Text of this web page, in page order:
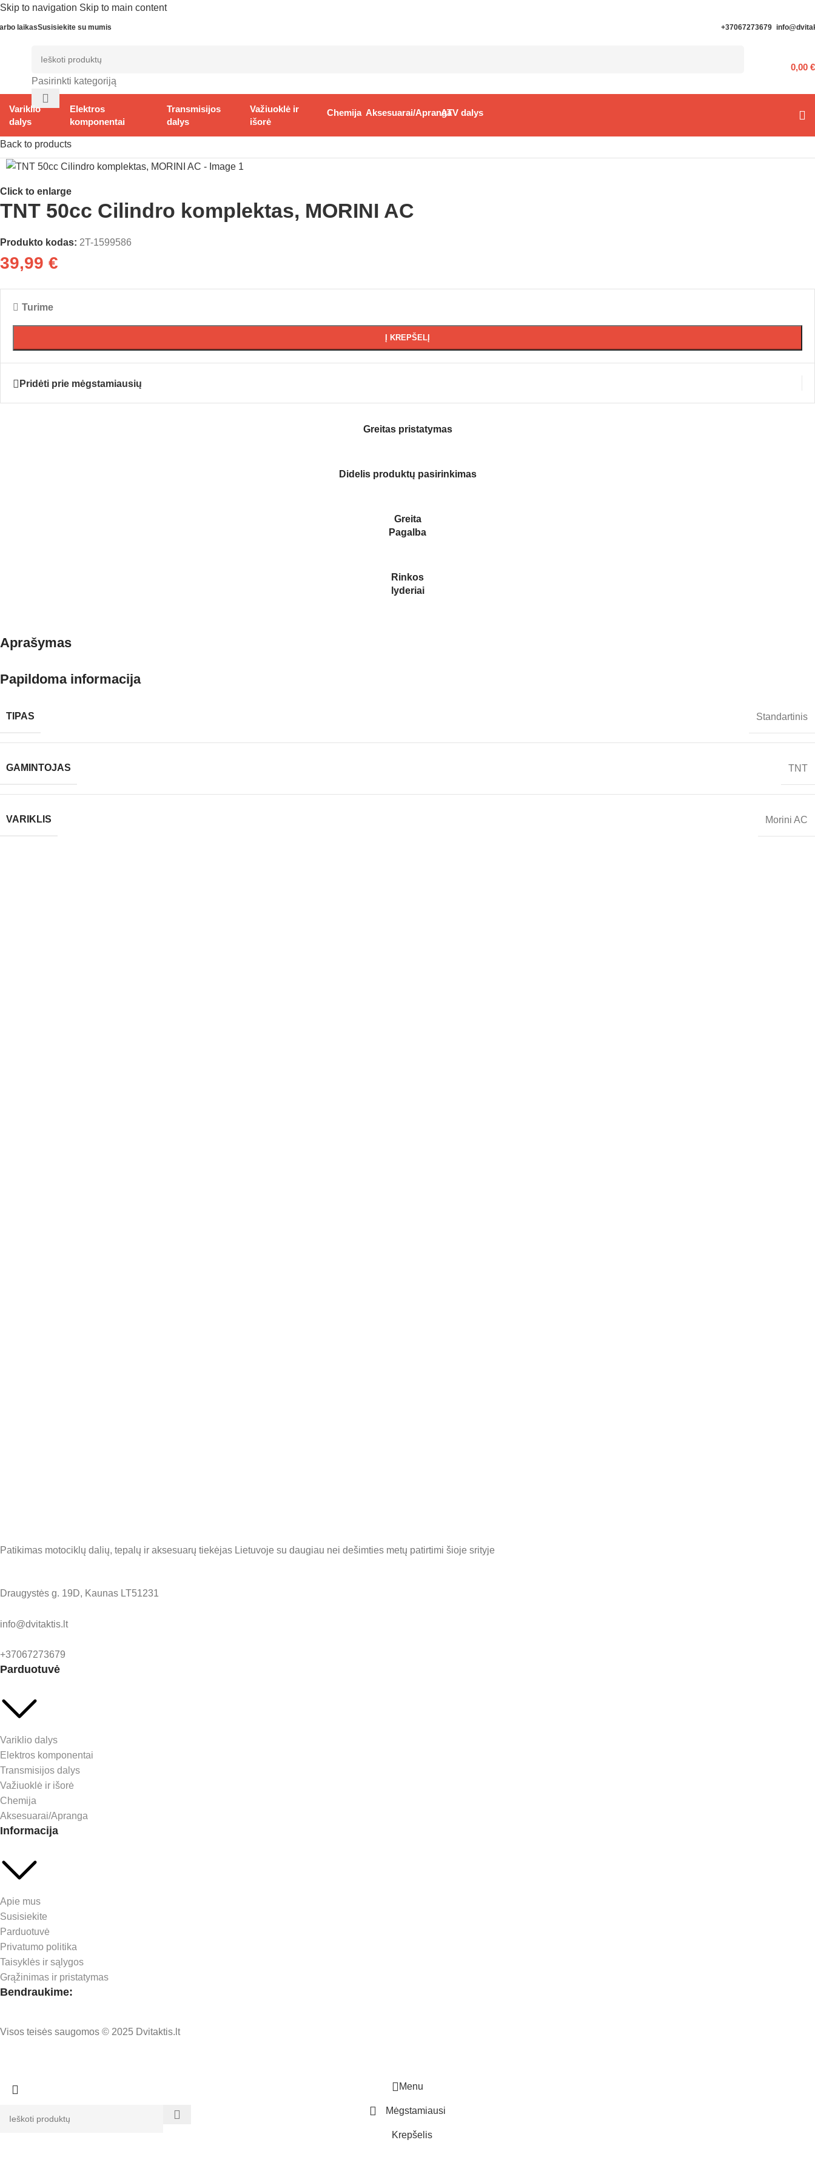
Skip to navigation Skip to main content
laikasSusisiekite su mumis +37067273679
Pasirinkti kategoriją
0,00 €
Variklio
dalys
Elektros
komponentai
Transmisijos
dalys
Važiuoklė ir
išorė
Chemija Aksesuarai/AprangaATV dalys
Pradžia
Variklio dalys Cilindrų komplektai
Back to products
Click to enlarge
TNT 50cc Cilindro komplektas, MORINI AC
Produkto kodas: 2T-1599586
39,99 €
Turime
Į KREPŠELĮ
Pridėti prie mėgstamiausių
Greitas pristatymas
Didelis produktų pasirinkimas
Greita
Pagalba
Rinkos
lyderiai
Aprašymas
Papildoma informacija
TIPAS Standartinis
GAMINTOJAS TNT
VARIKLIS Morini AC
Patikimas motociklų dalių, tepalų ir aksesuarų tiekėjas Lietuvoje su daugiau nei dešimties metų patirtimi šioje srityje
Draugystės g. 19D, Kaunas LT51231
info@dvitaktis.lt
+37067273679
Parduotuvė
Variklio dalys
Elektros komponentai
Transmisijos dalys
Važiuoklė ir išorė
Chemija
Aksesuarai/Apranga
Informacija
Apie mus
Susisiekite
Parduotuvė
Privatumo politika
Taisyklės ir sąlygos
Grąžinimas ir pristatymas
Bendraukime:
Visos teisės saugomos © 2025 Dvitaktis.lt
Menu
Mėgstamiausi
Krepšelis